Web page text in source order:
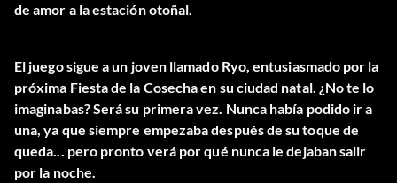
de amor a la estación otoñal.
El juego sigue a un joven llamado Ryo, entusiasmado por la
próxima Fiesta de la Cosecha en su ciudad natal. ¿No te lo
imaginabas? Será su primera vez. Nunca había podido ir a
una, ya que siempre empezaba después de su toque de
queda... pero pronto verá por qué nunca le dejaban salir
por la noche.